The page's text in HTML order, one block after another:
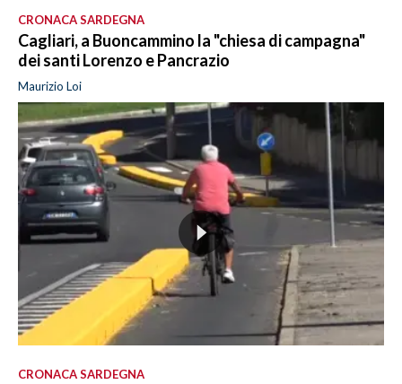
CRONACA SARDEGNA
Cagliari, a Buoncammino la "chiesa di campagna"
dei santi Lorenzo e Pancrazio
Maurizio Loi
CRONACA SARDEGNA